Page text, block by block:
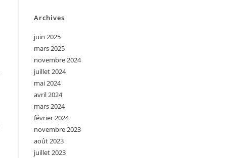
Archives
juin 2025
mars 2025
novembre 2024
juillet 2024
mai 2024
avril 2024
mars 2024
février 2024
novembre 2023
août 2023
juillet 2023